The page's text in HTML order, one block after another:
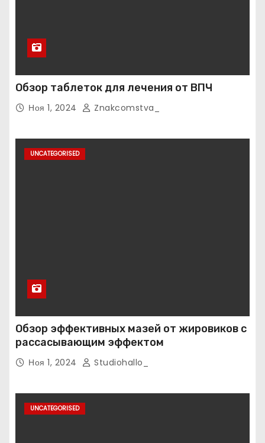
Обзор таблеток для лечения от ВПЧ
Ноя 1, 2024 Znakcomstva_
UNCATEGORISED
Обзор эффективных мазей от жировиков с
рассасывающим эффектом
Ноя 1, 2024 Studiohallo_
UNCATEGORISED